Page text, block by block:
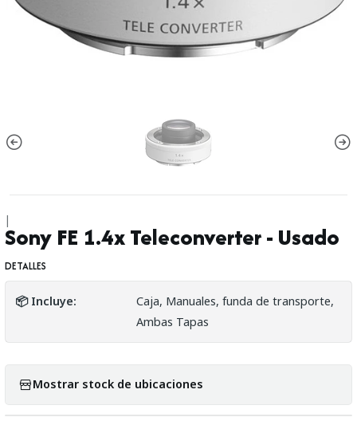
|
Sony FE 1.4x Teleconverter - Usado
DETALLES
📦 Incluye:
Caja, Manuales, funda de transporte,
Ambas Tapas
Mostrar stock de ubicaciones